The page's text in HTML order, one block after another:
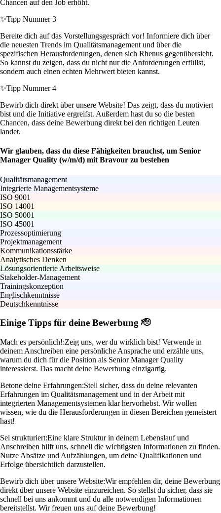
Chancen auf den Job erhöht.
✨Tipp Nummer 3
Bereite dich auf das Vorstellungsgespräch vor! Informiere dich über
die neuesten Trends im Qualitätsmanagement und über die
spezifischen Herausforderungen, denen sich Rhenus gegenübersieht.
So kannst du zeigen, dass du nicht nur die Anforderungen erfüllst,
sondern auch einen echten Mehrwert bieten kannst.
✨Tipp Nummer 4
Bewirb dich direkt über unsere Website! Das zeigt, dass du motiviert
bist und die Initiative ergreifst. Außerdem hast du so die besten
Chancen, dass deine Bewerbung direkt bei den richtigen Leuten
landet.
Wir glauben, dass du diese Fähigkeiten brauchst, um Senior
Manager Quality (w/m/d) mit Bravour zu bestehen
Qualitätsmanagement
Integrierte Managementsysteme
ISO 9001
ISO 14001
ISO 50001
ISO 45001
Prozessoptimierung
Projektmanagement
Kommunikationsstärke
Analytisches Denken
Lösungsorientierte Arbeitsweise
Stakeholder-Management
Trainingskonzeption
Englischkenntnisse
Deutschkenntnisse
Einige Tipps für deine Bewerbung 🫡
Mach es persönlich!:Zeig uns, wer du wirklich bist! Verwende in
deinem Anschreiben eine persönliche Ansprache und erzähle uns,
warum du dich für die Position als Senior Manager Quality
interessierst. Das macht deine Bewerbung einzigartig.
Betone deine Erfahrungen:Stell sicher, dass du deine relevanten
Erfahrungen im Qualitätsmanagement und in der Arbeit mit
integrierten Managementsystemen klar hervorhebst. Wir wollen
wissen, wie du die Herausforderungen in diesen Bereichen gemeistert
hast!
Sei strukturiert:Eine klare Struktur in deinem Lebenslauf und
Anschreiben hilft uns, schnell die wichtigsten Informationen zu finden.
Nutze Absätze und Aufzählungen, um deine Qualifikationen und
Erfolge übersichtlich darzustellen.
Bewirb dich über unsere Website:Wir empfehlen dir, deine Bewerbung
direkt über unsere Website einzureichen. So stellst du sicher, dass sie
schnell bei uns ankommt und du alle notwendigen Informationen
bereitstellst. Wir freuen uns auf deine Bewerbung!